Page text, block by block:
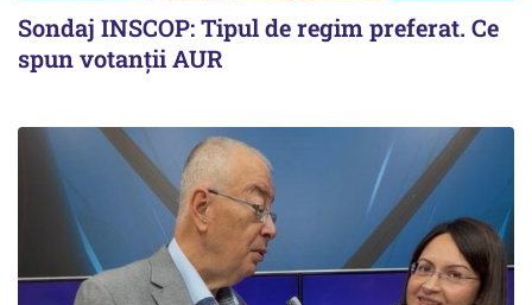
Sondaj INSCOP: Tipul de regim preferat. Ce
spun votanții AUR